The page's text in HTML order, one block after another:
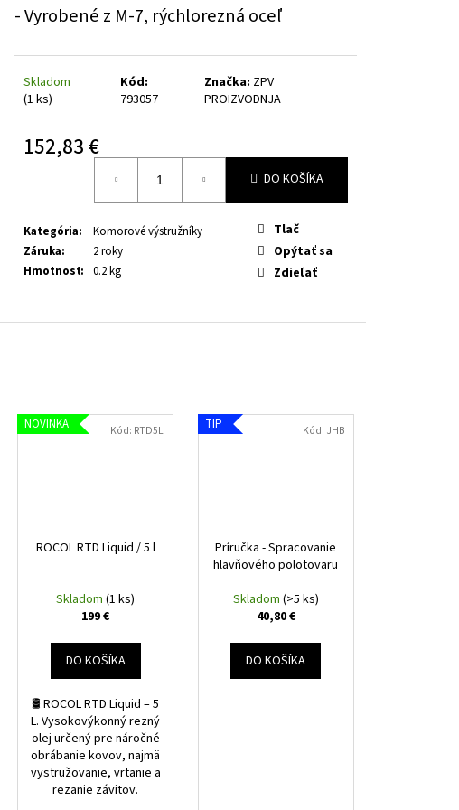
- Vyrobené z M-7, rýchlorezná oceľ
Skladom
(1 ks)
Kód:
793057
Značka: ZPV
PROIZVODNJA
152,83 €
DO KOŠÍKA
Kategória:
Komorové výstružníky
Záruka:
2 roky
Hmotnosť: 0.2 kg
Tlač
Opýtať sa
Zdieľať
NOVINKA
ROCOL RTD Liquid / 5 l
Skladom(1 ks)
199 €
DO KOŠÍKA
🛢️ ROCOL RTD Liquid – 5
L. Vysokovýkonný rezný
olej určený pre náročné
obrábanie kovov, najmä
vystružovanie, vrtanie a
rezanie závitov.
Kód: RTD5L TIP
Príručka - Spracovanie
hlavňového polotovaru
Skladom (>5 ks)
40,80 €
DO KOŠÍKA
Kód: JHB
MOUNTAIN GHOST / ČERVENÝ